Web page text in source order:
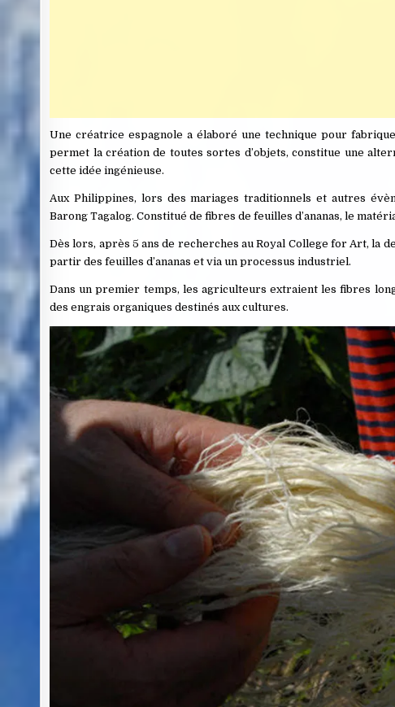
Une créatrice espagnole a élaboré une technique pour
permet la création de toutes sortes d’objets, constitue une
cette idée ingénieuse.
Aux Philippines, lors des mariages traditionnels et autres
Barong Tagalog. Constitué de fibres de feuilles d’ananas, le
Dès lors, après 5 ans de recherches au Royal College for Art, la
partir des feuilles d’ananas et via un processus industriel.
Dans un premier temps, les agriculteurs extraient les fibres
des engrais organiques destinés aux cultures.